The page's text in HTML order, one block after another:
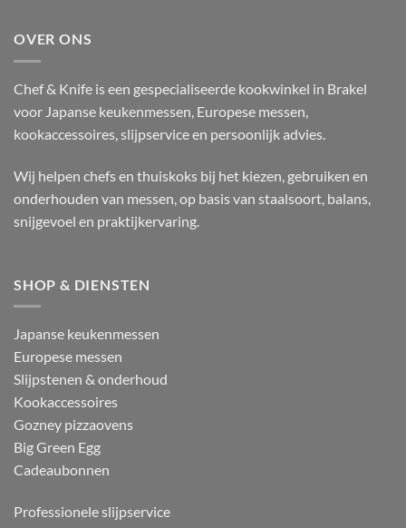
OVER ONS
Chef & Knife is een gespecialiseerde kookwinkel in Brakel
voor Japanse keukenmessen, Europese messen,
kookaccessoires, slijpservice en persoonlijk advies.
Wij helpen chefs en thuiskoks bij het kiezen, gebruiken en
onderhouden van messen, op basis van staalsoort, balans,
snijgevoel en praktijkervaring.
SHOP & DIENSTEN
Japanse keukenmessen
Europese messen
Slijpstenen & onderhoud
Kookaccessoires
Gozney pizzaovens
Big Green Egg
Cadeaubonnen
Professionele slijpservice